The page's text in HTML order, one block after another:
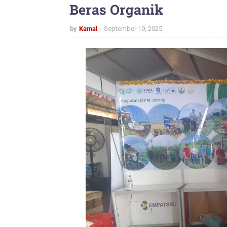
Beras Organik
by Kamal September 19, 2025